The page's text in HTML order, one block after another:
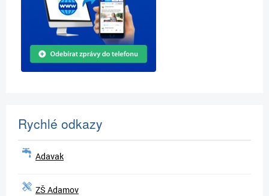
Rychlé odkazy
Adavak
ZŠ Adamov